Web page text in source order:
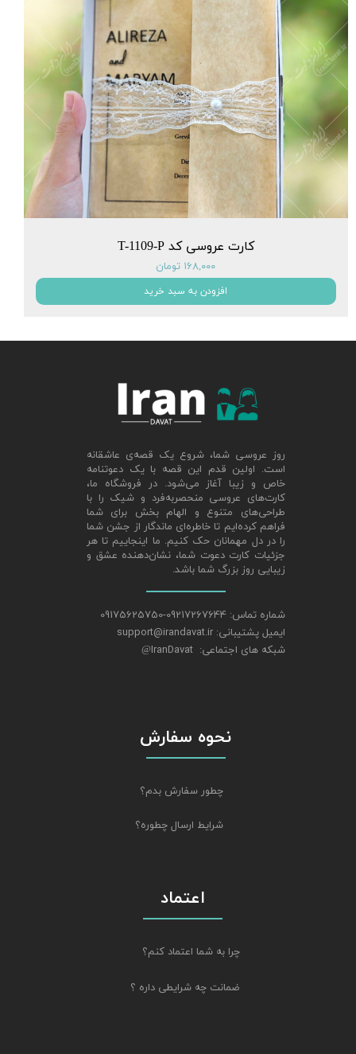
کارت عروسی کد T-1109-P
۱۶۸,۰۰۰ تومان
افزودن به سبد خرید
روز عروسی شما، شروع یک قصه‌ی عاشقانه
است. اولین قدم این قصه با یک دعوتنامه
خاص و زیبا آغاز می‌شود. در فروشگاه ما،
کارت‌های عروسی منحصربه‌فرد و شیک را با
طراحی‌های متنوع و الهام‌ بخش برای شما
فراهم کرده‌ایم تا خاطره‌ای ماندگار از جشن شما
را در دل مهمانان حک کنیم. ما اینجاییم تا هر
جزئیات کارت دعوت شما، نشان‌دهنده عشق و
زیبایی روز بزرگ شما باشد.
شماره تماس: 09217267644-09175625750
ایمیل پشتیبانی: support@irandavat.ir
شبکه های اجتماعی: IranDavat
@
نحوه سفارش
چطور سفارش بدم؟
شرایط ارسال چطوره؟
اعتماد
چرا به شما اعتماد کنم؟
ضمانت چه شرایطی داره ؟